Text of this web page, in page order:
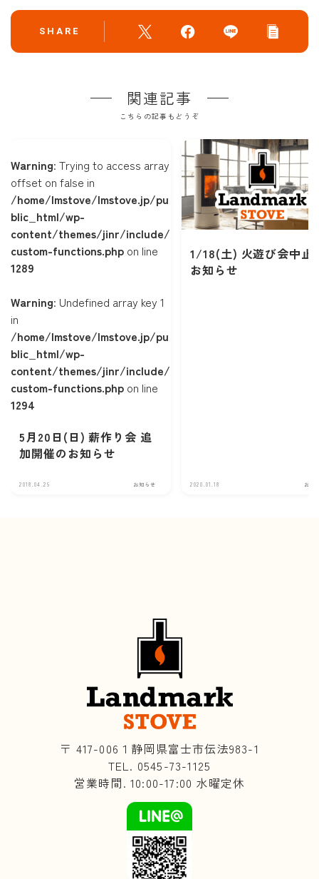
SHARE
関連記事
こちらの記事もどうぞ
Warning: Trying to access array
offset on false in
/home/lmstove/lmstove.jp/pu
blic_html/wp-
content/themes/jinr/include/
custom-functions.php on line
1289
Warning: Undefined array key 1
in
/home/lmstove/lmstove.jp/pu
blic_html/wp-
content/themes/jinr/include/
custom-functions.php on line
1294
5月20日(日) 薪作り会 追
加開催のお知らせ
2018.04.29 お知らせ
1/18(土) 火遊び会中止
お知らせ
2020.01.18 お知
〒 417-006１静岡県富士市伝法983-1
TEL. 0545-73-1125
営業時間. 10:00-17:00 水曜定休